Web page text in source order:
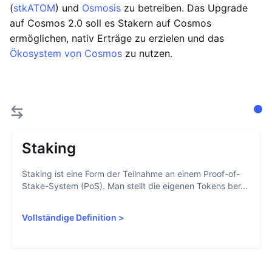
(stkATOM) und Osmosis zu betreiben. Das Upgrade
auf Cosmos 2.0 soll es Stakern auf Cosmos
ermöglichen, nativ Erträge zu erzielen und das
Ökosystem von Cosmos zu nutzen.
Staking
Staking ist eine Form der Teilnahme an einem Proof-of-
Stake-System (PoS). Man stellt die eigenen Tokens ber...
Vollständige Definition >